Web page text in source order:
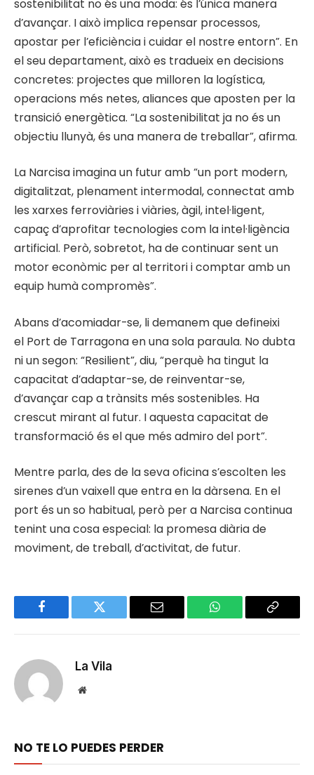
sostenibilitat no és una moda: és l’única manera
d’avançar. I això implica repensar processos,
apostar per l’eficiència i cuidar el nostre entorn”. En
el seu departament, això es tradueix en decisions
concretes: projectes que milloren la logística,
operacions més netes, aliances que aposten per la
transició energètica. “La sostenibilitat ja no és un
objectiu llunyà, és una manera de treballar”, afirma.
La Narcisa imagina un futur amb “un port modern,
digitalitzat, plenament intermodal, connectat amb
les xarxes ferroviàries i viàries, àgil, intel·ligent,
capaç d’aprofitar tecnologies com la intel·ligència
artificial. Però, sobretot, ha de continuar sent un
motor econòmic per al territori i comptar amb un
equip humà compromès”.
Abans d’acomiadar-se, li demanem que defineixi
el Port de Tarragona en una sola paraula. No dubta
ni un segon: “Resilient”, diu, “perquè ha tingut la
capacitat d’adaptar-se, de reinventar-se,
d’avançar cap a trànsits més sostenibles. Ha
crescut mirant al futur. I aquesta capacitat de
transformació és el que més admiro del port”.
Mentre parla, des de la seva oficina s’escolten les
sirenes d’un vaixell que entra en la dàrsena. En el
port és un so habitual, però per a Narcisa continua
tenint una cosa especial: la promesa diària de
moviment, de treball, d’activitat, de futur.
Facebook Twitter Email WhatsApp Copy
La Vila
Website
NO TE LO PUEDES PERDER